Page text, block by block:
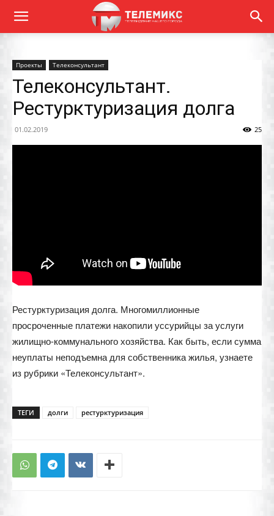
Проекты Телеконсультант
Телеконсультант.
Рестурктуризация долга
01.02.2019 25
Рестурктуризация долга. Многомиллионные
просроченные платежи накопили уссурийцы за услуги
жилищно-коммунального хозяйства. Как быть, если сумма
неуплаты неподъемна для собственника жилья, узнаете
из рубрики «Телеконсультант».
ТЕГИ долги рестурктуризация